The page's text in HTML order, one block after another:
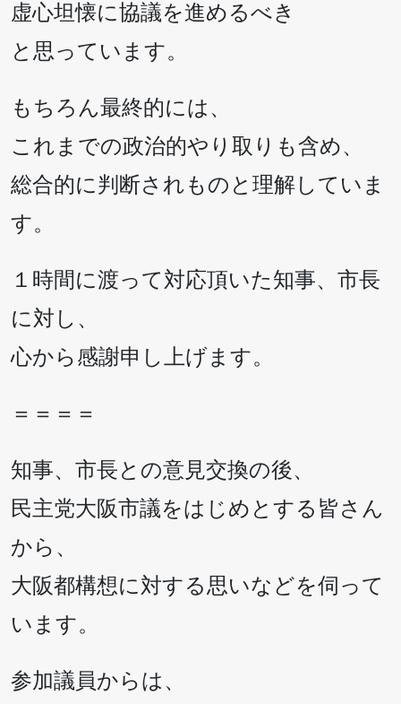
虚心坦懐に協議を進めるべき
と思っています。
もちろん最終的には、
これまでの政治的やり取りも含め、
総合的に判断されものと理解していま
す。
１時間に渡って対応頂いた知事、市長
に対し、
心から感謝申し上げます。
＝＝＝＝
知事、市長との意見交換の後、
民主党大阪市議をはじめとする皆さん
から、
大阪都構想に対する思いなどを伺って
います。
参加議員からは、